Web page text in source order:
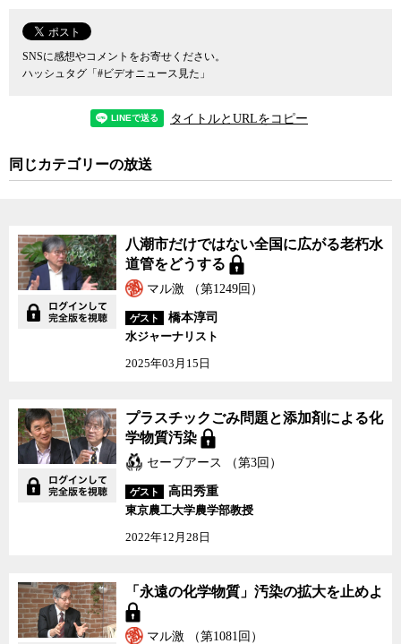
SNSに感想やコメントをお寄せください。
ハッシュタグ「#ビデオニュース見た」
タイトルとURLをコピー
同じカテゴリーの放送
八潮市だけではない全国に広がる老朽水
道管をどうする
マル激 （第1249回）
ゲスト
橋本淳司
水ジャーナリスト
2025年03月15日
プラスチックごみ問題と添加剤による化
学物質汚染
セーブアース （第3回）
ゲスト
高田秀重
東京農工大学農学部教授
2022年12月28日
「永遠の化学物質」汚染の拡大を止めよ
マル激 （第1081回）